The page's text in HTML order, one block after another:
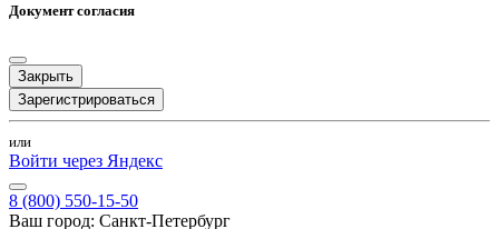
Документ согласия
Закрыть
Зарегистрироваться
или
Войти через Яндекс
8 (800) 550-15-50
Ваш город: Санкт-Петербург